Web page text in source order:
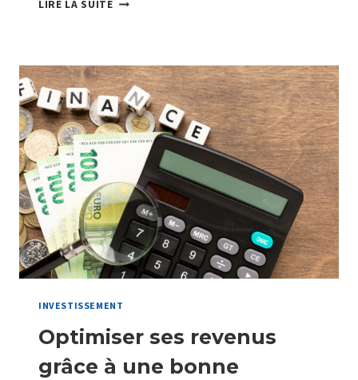
LIRE LA SUITE
LES
ENTREPRISES
PEUVENT-
ELLES
AMÉLIORER
RENTABILITÉ ?
INVESTISSEMENT
Optimiser ses revenus
grâce à une bonne